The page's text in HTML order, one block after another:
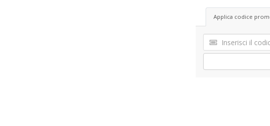
Applica codice